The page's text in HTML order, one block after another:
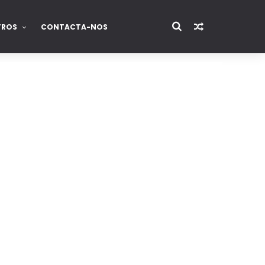
CONTACTA-NOS